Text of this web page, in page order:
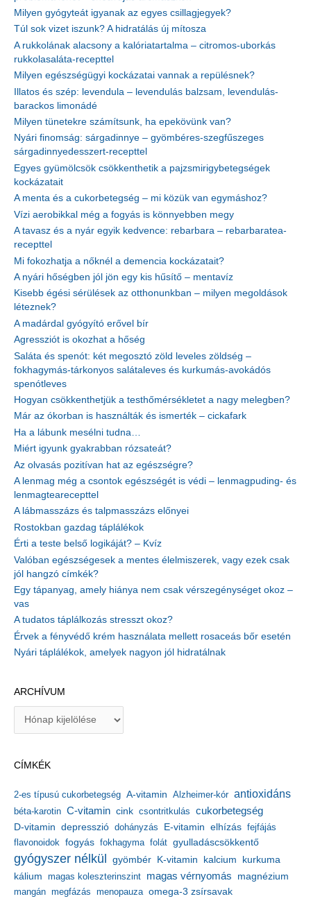
Milyen gyógyteát igyanak az egyes csillagjegyek?
Túl sok vizet iszunk? A hidratálás új mítosza
A rukkolának alacsony a kalóriatartalma – citromos-uborkás
rukkolasaláta-recepttel
Milyen egészségügyi kockázatai vannak a repülésnek?
Illatos és szép: levendula – levendulás balzsam, levendulás-
barackos limonádé
Milyen tünetekre számítsunk, ha epekövünk van?
Nyári finomság: sárgadinnye – gyömbéres-szegfűszeges
sárgadinnyedesszert-recepttel
Egyes gyümölcsök csökkenthetik a pajzsmirigybetegségek
kockázatait
A menta és a cukorbetegség – mi közük van egymáshoz?
Vízi aerobikkal még a fogyás is könnyebben megy
A tavasz és a nyár egyik kedvence: rebarbara – rebarbaratea-
recepttel
Mi fokozhatja a nőknél a demencia kockázatait?
A nyári hőségben jól jön egy kis hűsítő – mentavíz
Kisebb égési sérülések az otthonunkban – milyen megoldások
léteznek?
A madárdal gyógyító erővel bír
Agressziót is okozhat a hőség
Saláta és spenót: két megosztó zöld leveles zöldség –
fokhagymás-tárkonyos salátaleves és kurkumás-avokádós
spenótleves
Hogyan csökkenthetjük a testhőmérsékletet a nagy melegben?
Már az ókorban is használták és ismerték – cickafark
Ha a lábunk mesélni tudna…
Miért igyunk gyakrabban rózsateát?
Az olvasás pozitívan hat az egészségre?
A lenmag még a csontok egészségét is védi – lenmagpuding- és
lenmagtearecepttel
A lábmasszázs és talpmasszázs előnyei
Rostokban gazdag táplálékok
Érti a teste belső logikáját? – Kvíz
Valóban egészségesek a mentes élelmiszerek, vagy ezek csak
jól hangzó címkék?
Egy tápanyag, amely hiánya nem csak vérszegénységet okoz –
vas
A tudatos táplálkozás stresszt okoz?
Érvek a fényvédő krém használata mellett rosaceás bőr esetén
Nyári táplálékok, amelyek nagyon jól hidratálnak
ARCHÍVUM
í
u
m
CÍMKÉK
2-es típusú cukorbetegség A-vitamin Alzheimer-kór antioxidáns
béta-karotin C-vitamin cink csontritkulás cukorbetegség
D-vitamin depresszió dohányzás E-vitamin elhízás fejfájás
flavonoidok fogyás fokhagyma folát gyulladáscsökkentő
gyógyszer nélkül gyömbér K-vitamin kalcium kurkuma
kálium magas koleszterinszint magas vérnyomás magnézium
mangán megfázás menopauza omega-3 zsírsavak